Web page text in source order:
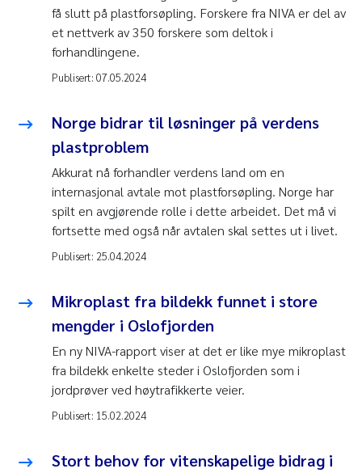
få slutt på plastforsøpling. Forskere fra NIVA er del av
et nettverk av 350 forskere som deltok i
forhandlingene.
Publisert: 07.05.2024
Norge bidrar til løsninger på verdens
plastproblem
Akkurat nå forhandler verdens land om en
internasjonal avtale mot plastforsøpling. Norge har
spilt en avgjørende rolle i dette arbeidet. Det må vi
fortsette med også når avtalen skal settes ut i livet.
Publisert: 25.04.2024
Mikroplast fra bildekk funnet i store
mengder i Oslofjorden
En ny NIVA-rapport viser at det er like mye mikroplast
fra bildekk enkelte steder i Oslofjorden som i
jordprøver ved høytrafikkerte veier.
Publisert: 15.02.2024
Stort behov for vitenskapelige bidrag i